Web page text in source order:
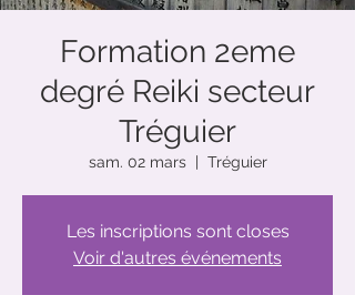
Formation 2eme
degré Reiki secteur
Tréguier
sam. 02 mars
  |
Tréguier
Les inscriptions sont closes
Voir d'autres événements